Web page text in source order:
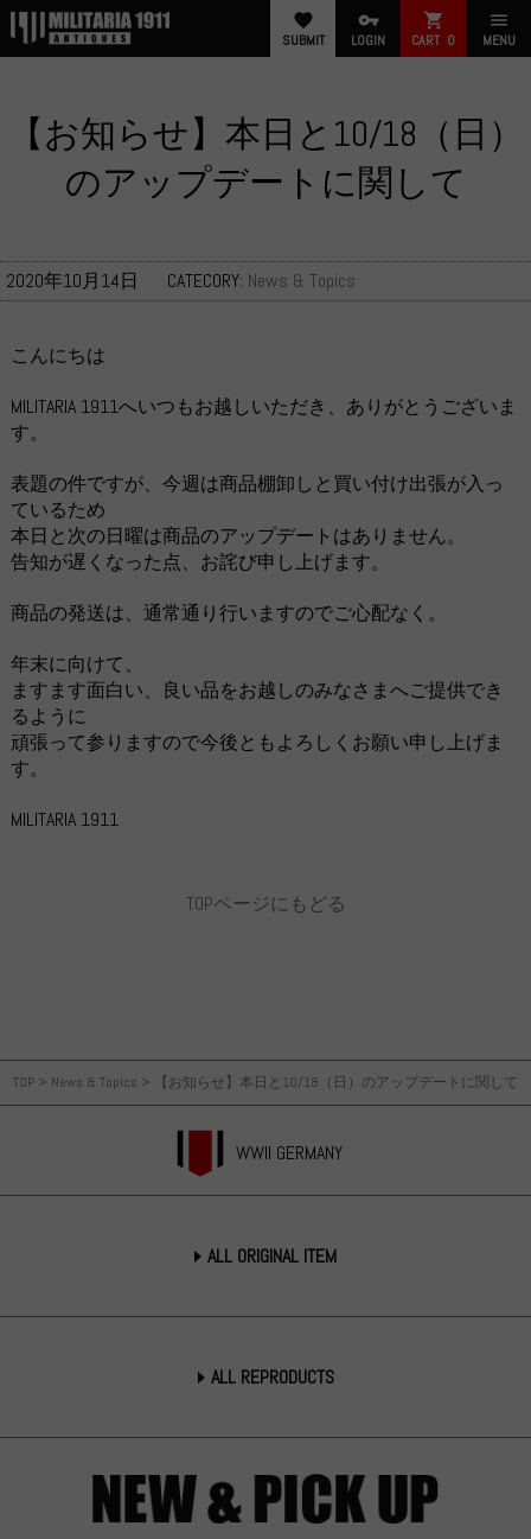
favorite
SUBMIT
vpn_key
LOGIN
shopping_cart
CART 0
menu
MENU
TOP > News & Topics > 【お知らせ】本日と10/18（日）のアップデートに関して
WWII GERMANY
ALL ORIGINAL ITEM
ALL REPRODUCTS
【お知らせ】本日と10/18（日）
のアップデートに関して
2020年10月14日 CATECORY: News & Topics
こんにちは
MILITARIA 1911へいつもお越しいただき、ありがとうございま
す。
表題の件ですが、今週は商品棚卸しと買い付け出張が入っ
ているため
本日と次の日曜は商品のアップデートはありません。
告知が遅くなった点、お詫び申し上げます。
商品の発送は、通常通り行いますのでご心配なく。
年末に向けて、
ますます面白い、良い品をお越しのみなさまへご提供でき
るように
頑張って参りますので今後ともよろしくお願い申し上げま
す。
MILITARIA 1911
TOPページにもどる